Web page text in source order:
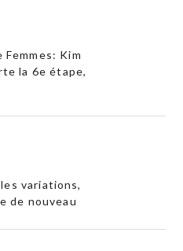
Kim
la 6e étape,
variations,
de nouveau